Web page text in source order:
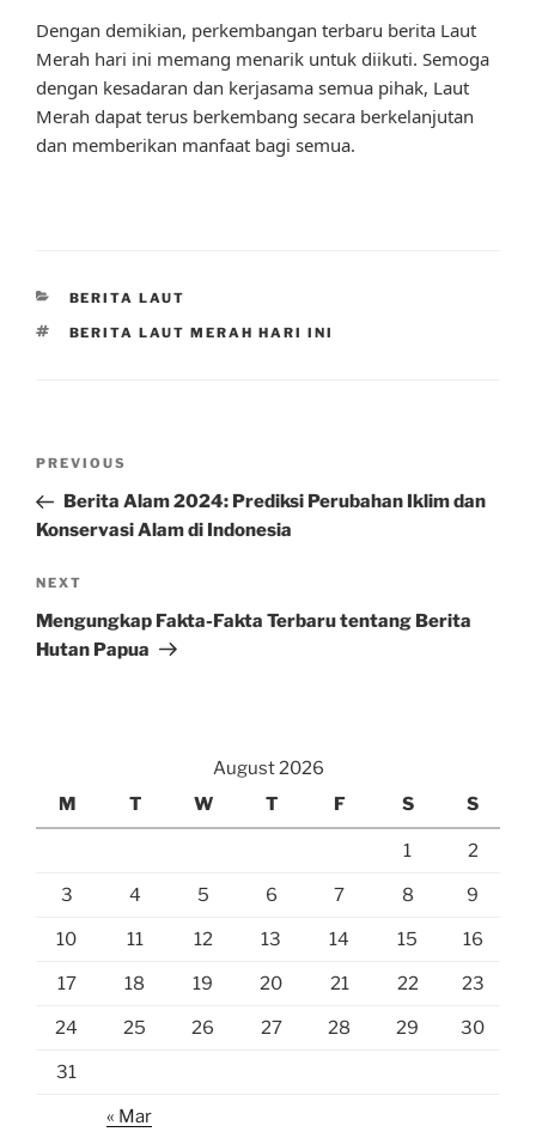
Dengan demikian, perkembangan terbaru berita Laut
Merah hari ini memang menarik untuk diikuti. Semoga
dengan kesadaran dan kerjasama semua pihak, Laut
Merah dapat terus berkembang secara berkelanjutan
dan memberikan manfaat bagi semua.
CATEGORIES
BERITA LAUT
TAGS
BERITA LAUT MERAH HARI INI
Previous
Post
PREVIOUS
Berita Alam 2024: Prediksi Perubahan Iklim dan
Konservasi Alam di Indonesia
Next
Post
NEXT
Mengungkap Fakta-Fakta Terbaru tentang Berita
Hutan Papua
August 2026
M
T W T F S S
1 2
3 4 5 6 7 8 9
10 11 12 13 14 15 16
17 18 19 20 21 22 23
24 25 26 27 28 29 30
31
« Mar